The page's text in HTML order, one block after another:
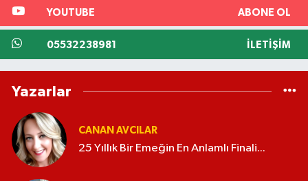
YOUTUBE ABONE OL
05532238981 İLETIŞIM
Yazarlar
CANAN AVCILAR
25 Yıllık Bir Emeğin En Anlamlı Finali...